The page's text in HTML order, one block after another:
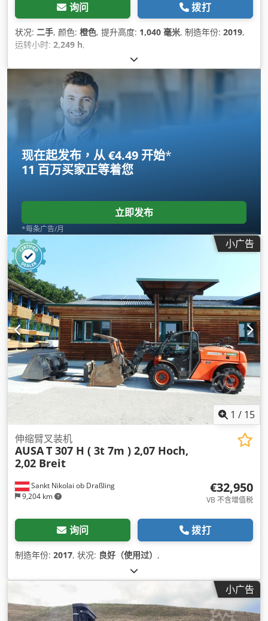
询问 拨打
状况: 二手, 颜色: 橙色, 提升高度: 1,040 毫米, 制造年份: 2019,
运转小时: 2,249 h,
现在起发布，从 €4.49 开始*
11 百万买家正等着您
立即发布
*每条广告/月
小广告
1 / 15
Sankt Nikolai ob Draßling
9,204 km
伸缩臂叉装机
AUSAT 307 H ( 3t 7m ) 2,07 Hoch,
2,02 Breit
€32,950
VB 不含增值税
询问 拨打
制造年份: 2017, 状况: 良好（使用过） ,
小广告